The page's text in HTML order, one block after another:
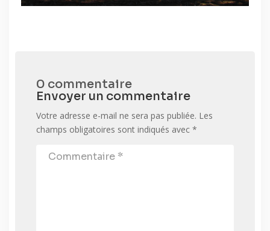
0 commentaire
Envoyer un commentaire
Votre adresse e-mail ne sera pas publiée. Les
champs obligatoires sont indiqués avec *